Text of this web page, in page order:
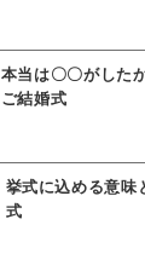
本当は〇〇がした
ご結婚式
挙式に込める意
式